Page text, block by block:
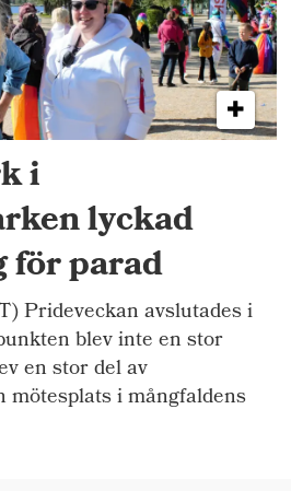
i
lyckad
för parad
Prideveckan avslutades i
blev inte en stor
en stor del av
mötesplats i mångfaldens